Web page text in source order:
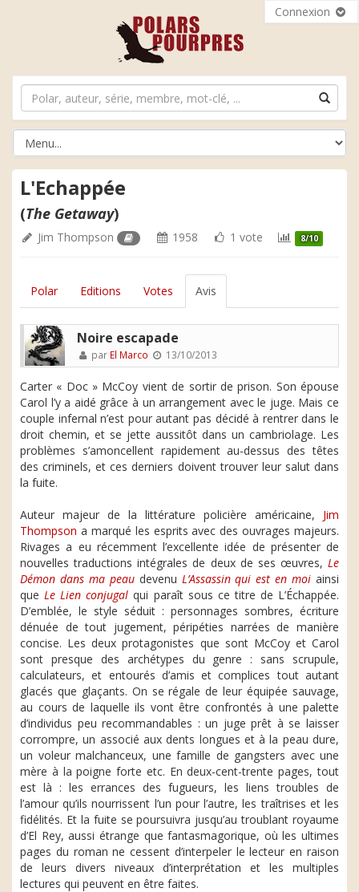
Connexion
L'Echappée
(The Getaway)
Jim Thompson 1958 1 vote 8/10
Polar Editions Votes Avis
Noire escapade
par El Marco 13/10/2013
Carter « Doc » McCoy vient de sortir de prison. Son épouse
Carol l’y a aidé grâce à un arrangement avec le juge. Mais ce
couple infernal n’est pour autant pas décidé à rentrer dans le
droit chemin, et se jette aussitôt dans un cambriolage. Les
problèmes s’amoncellent rapidement au-dessus des têtes
des criminels, et ces derniers doivent trouver leur salut dans
la fuite.
Auteur majeur de la littérature policière américaine, Jim
Thompson a marqué les esprits avec des ouvrages majeurs.
Rivages a eu récemment l’excellente idée de présenter de
nouvelles traductions intégrales de deux de ses œuvres, Le
Démon dans ma peaudevenu L’Assassin qui est en moi ainsi
queLe Lien conjugal qui paraît sous ce titre de L’Échappée.
D’emblée, le style séduit : personnages sombres, écriture
dénuée de tout jugement, péripéties narrées de manière
concise. Les deux protagonistes que sont McCoy et Carol
sont presque des archétypes du genre : sans scrupule,
calculateurs, et entourés d’amis et complices tout autant
glacés que glaçants. On se régale de leur équipée sauvage,
au cours de laquelle ils vont être confrontés à une palette
d’individus peu recommandables : un juge prêt à se laisser
corrompre, un associé aux dents longues et à la peau dure,
un voleur malchanceux, une famille de gangsters avec une
mère à la poigne forte etc. En deux-cent-trente pages, tout
est là : les errances des fugueurs, les liens troubles de
l’amour qu’ils nourrissent l’un pour l’autre, les traîtrises et les
fidélités. Et la fuite se poursuivra jusqu’au troublant royaume
d’El Rey, aussi étrange que fantasmagorique, où les ultimes
pages du roman ne cessent d’interpeler le lecteur en raison
de leurs divers niveaux d’interprétation et les multiples
lectures qui peuvent en être faites.